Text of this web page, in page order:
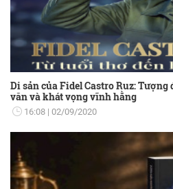
Di sản của Fidel Castro Ruz:
văn và khát vọng vĩnh hằng
16:08 02/09/2020